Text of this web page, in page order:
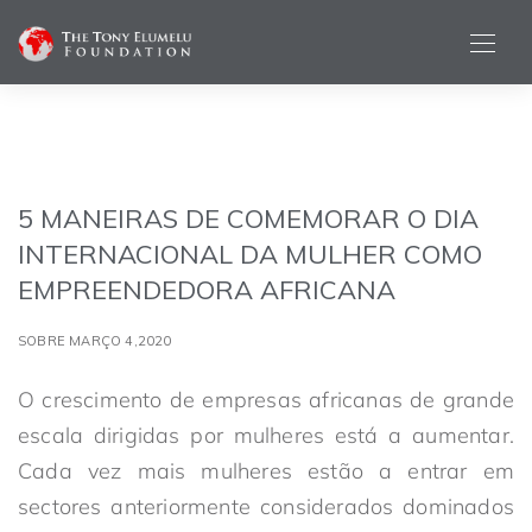
5 MANEIRAS DE COMEMORAR O DIA
INTERNACIONAL DA MULHER COMO
EMPREENDEDORA AFRICANA
SOBRE MARÇO 4,2020
O crescimento de empresas africanas de grande
escala dirigidas por mulheres está a aumentar.
Cada vez mais mulheres estão a entrar em
sectores anteriormente considerados dominados